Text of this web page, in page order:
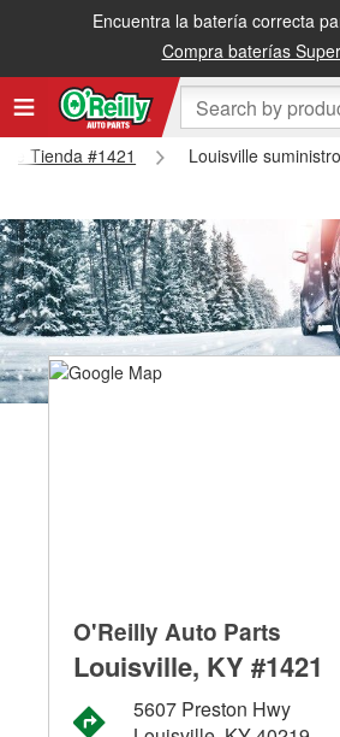
Encuentra la batería correcta
Compra baterías
Tienda #1421
Louisville
O'Reilly Auto Parts
Louisville, KY #1421
5607 Preston Hwy